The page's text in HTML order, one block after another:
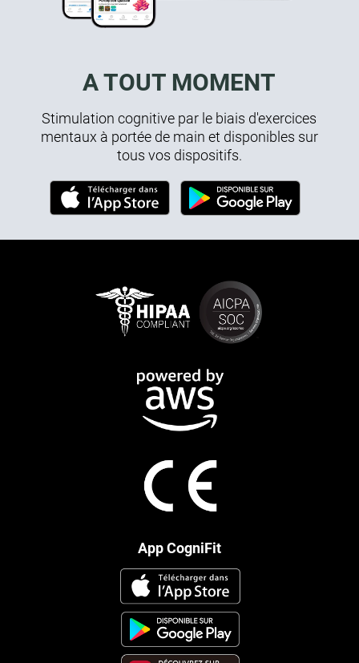
A TOUT MOMENT
Stimulation cognitive par le biais d'exercices
mentaux à portée de main et disponibles sur
tous vos dispositifs.
App CogniFit